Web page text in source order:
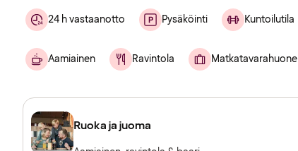
24 h vastaanotto Pysäköinti Kuntoilutila
Aamiainen Ravintola Matkatavarahuone
Ruoka ja juoma